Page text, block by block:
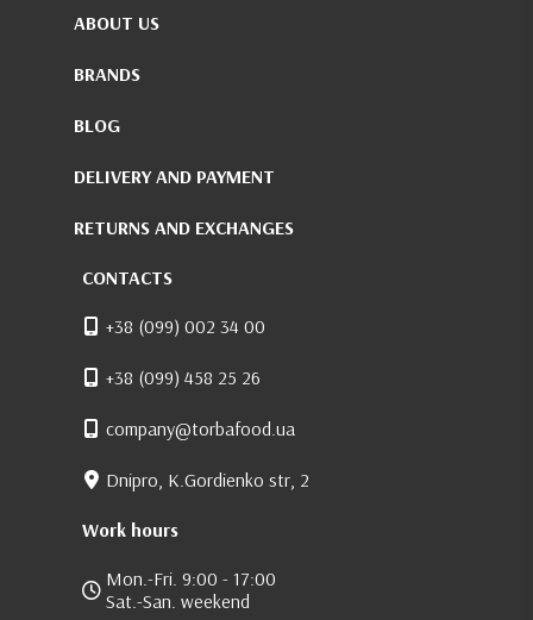
ABOUT US
BRANDS
BLOG
DELIVERY AND PAYMENT
RETURNS AND EXCHANGES
CONTACTS
+38 (099) 002 34 00
+38 (099) 458 25 26
company@torbafood.ua
Dnipro, K.Gordienko str, 2
Work hours
Mon.-Fri. 9:00 - 17:00
Sat.-San. weekend